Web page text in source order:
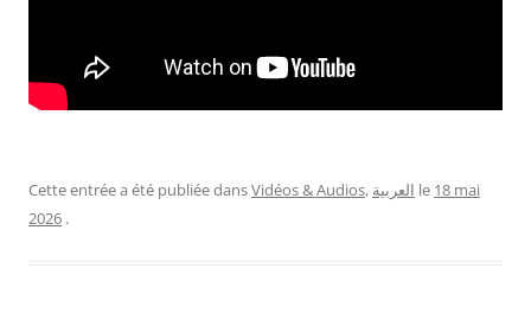
Cette entrée a été publiée dansVidéos & Audios, العربية le 18 mai
2026 .